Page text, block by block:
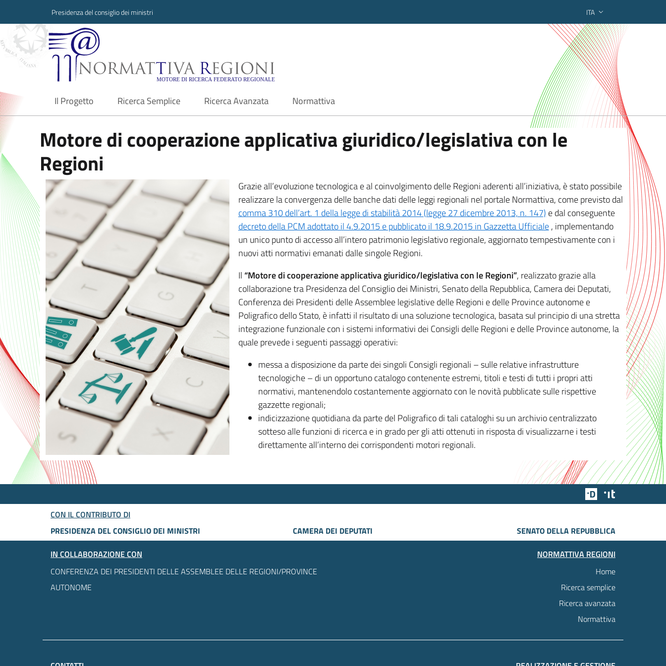
Presidenza del consiglio dei ministri ITA
Normattiva Regioni - Motore di ricerca federato regionale
Il Progetto
current Ricerca Semplice Ricerca Avanzata Normattiva
Motore di cooperazione applicativa giuridico/legislativa con le
Regioni
Grazie all’evoluzione tecnologica e al coinvolgimento delle Regioni aderenti all’iniziativa, è stato possibile
realizzare la convergenza delle banche dati delle leggi regionali nel portale Normattiva, come previsto dal
comma 310 dell’art. 1 della legge di stabilità 2014 (legge 27 dicembre 2013, n. 147) e dal conseguente
decreto della PCM adottato il 4.9.2015 e pubblicato il 18.9.2015 in Gazzetta Ufficiale, implementando
un unico punto di accesso all’intero patrimonio legislativo regionale, aggiornato tempestivamente con i
nuovi atti normativi emanati dalle singole Regioni.
Il “Motore di cooperazione applicativa giuridico/legislativa con le Regioni”, realizzato grazie alla
collaborazione tra Presidenza del Consiglio dei Ministri, Senato della Repubblica, Camera dei Deputati,
Conferenza dei Presidenti delle Assemblee legislative delle Regioni e delle Province autonome e
Poligrafico dello Stato, è infatti il risultato di una soluzione tecnologica, basata sul principio di una stretta
integrazione funzionale con i sistemi informativi dei Consigli delle Regioni e delle Province autonome, la
quale prevede i seguenti passaggi operativi:
messa a disposizione da parte dei singoli Consigli regionali – sulle relative infrastrutture
tecnologiche – di un opportuno catalogo contenente estremi, titoli e testi di tutti i propri atti
normativi, mantenendolo costantemente aggiornato con le novità pubblicate sulle rispettive
gazzette regionali;
indicizzazione quotidiana da parte del Poligrafico di tali cataloghi su un archivio centralizzato
sotteso alle funzioni di ricerca e in grado per gli atti ottenuti in risposta di visualizzarne i testi
direttamente all’interno dei corrispondenti motori regionali.
Team Digitale
CON IL CONTRIBUTO DI
PRESIDENZA DEL CONSIGLIO DEI MINISTRI
CAMERA DEI DEPUTATI
SENATO DELLA REPUBBLICA
IN COLLABORAZIONE CON
CONFERENZA DEI PRESIDENTI DELLE ASSEMBLEE DELLE REGIONI/PROVINCE
AUTONOME
NORMATTIVA REGIONI
Home
Ricerca semplice
Ricerca avanzata
Normattiva